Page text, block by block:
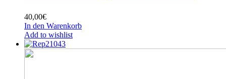
40,00€
In den Warenkorb
Add to wishlist